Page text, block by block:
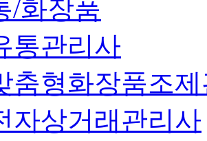
/화장품
통관리사
춤형화장품조
자상거래관리사